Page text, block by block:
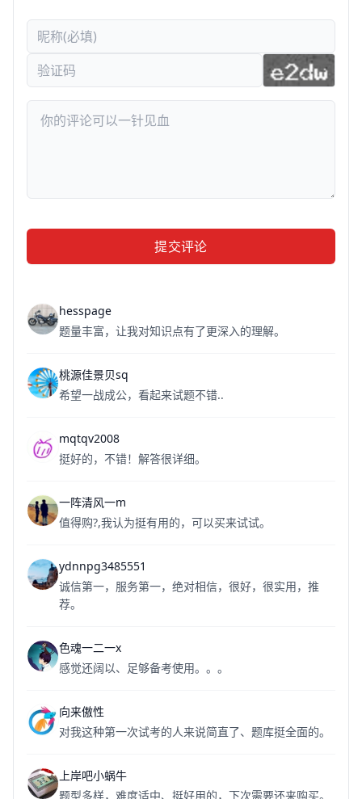
提交评论
hesspage
题量丰富，让我对知识点有了更深入的理解。
桃源佳景贝sq
希望一战成公，看起来试题不错..
mqtqv2008
挺好的，不错！解答很详细。
一阵清风一m
值得购?,我认为挺有用的，可以买来试试。
ydnnpg3485551
诚信第一，服务第一，绝对相信，很好，很实用，推
荐。
色魂一二一x
感觉还阔以、足够备考使用。。。
向来傲性
对我这种第一次试考的人来说简直了、题库挺全面的。
上岸吧小蜗牛
题型多样，难度适中、挺好用的，下次需要还来购买。